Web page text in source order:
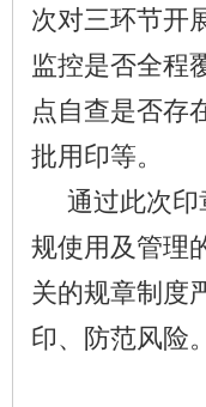
次对三环节开
监控是否全程
点自查是否存
批用印等。
通过此次印
规使用及管理
关的规章制度
印、防范风险。